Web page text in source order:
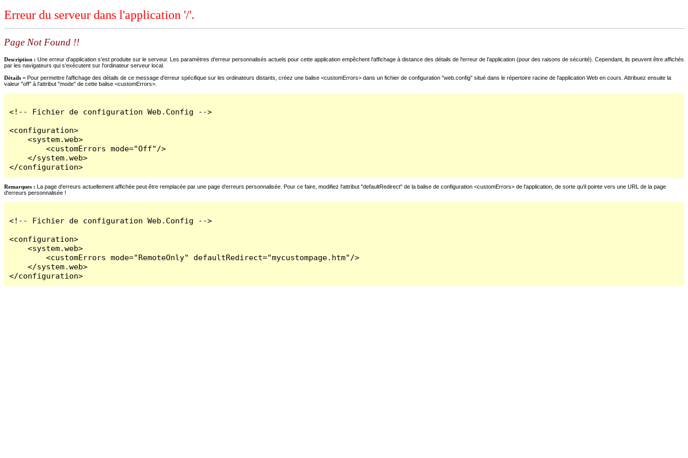
Erreur du serveur dans l'application '/'.
Page Not Found !!
Description : Une erreur d'application s'est produite sur le serveur. Les paramètres d'erreur personnalisés actuels pour cette application empêchent l'affichage à distance des détails de l'erreur de l'application (pour des raisons de sécurité). Cependant, ils peuvent être affichés
par les navigateurs qui s'exécutent sur l'ordinateur serveur local.
Détails = Pour permettre l'affichage des détails de ce message d'erreur spécifique sur les ordinateurs distants, créez une balise <customErrors> dans un fichier de configuration "web.config" situé dans le répertoire racine de l'application Web en cours. Attribuez ensuite la
valeur "off" à l'attribut "mode" de cette balise <customErrors>.
<!-- Fichier de configuration Web.Config -->
<configuration>
    <system.web>
        <customErrors mode="Off"/>
    </system.web>
</configuration>
Remarques : La page d'erreurs actuellement affichée peut être remplacée par une page d'erreurs personnalisée. Pour ce faire, modifiez l'attribut "defaultRedirect" de la balise de configuration <customErrors> de l'application, de sorte qu'il pointe vers une URL de la page
d'erreurs personnalisée !
<!-- Fichier de configuration Web.Config -->
<configuration>
    <system.web>
        <customErrors mode="RemoteOnly" defaultRedirect="mycustompage.htm"/>
    </system.web>
</configuration>